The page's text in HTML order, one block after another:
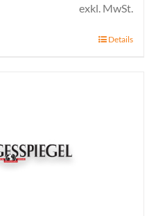
exkl. MwSt.
Details